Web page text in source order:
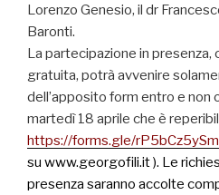
Lorenzo Genesio, il dr
Baronti.
La partecipazione in
gratuita, potrà avvenire
dell’apposito form entro e non
martedì 18 aprile che è
https://forms.gle/
su www.georgofili.it ). Le
presenza saranno accolte